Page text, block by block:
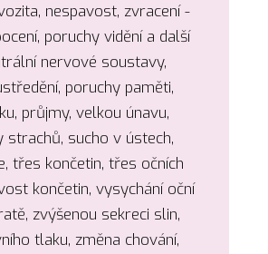
nespavost, zvracení -
poruchy vidění a další
nervové soustavy,
poruchy paměti,
průjmy, velkou únavu,
sucho v ústech,
třes končetin, třes očních
končetin, vysychání oční
zvýšenou sekreci slin,
tlaku, změna chování,